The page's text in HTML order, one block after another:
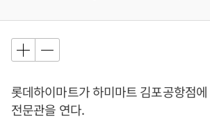
롯데하이마트가 하미마트 김포공항점
전문관을 연다.